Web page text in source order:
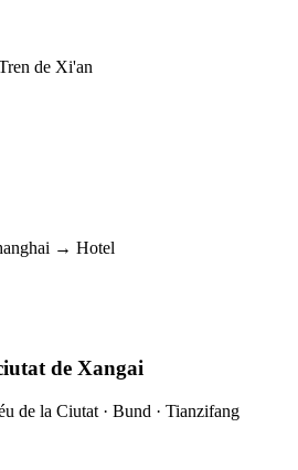
de Xi'an
→ Hotel
de Xangai
de la Ciutat · Bund · Tianzifang